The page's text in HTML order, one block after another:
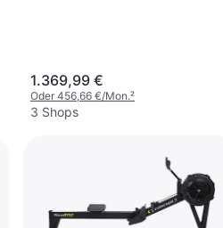
1.369,99 €
Oder 456,66 €/Mon.²
3 Shops